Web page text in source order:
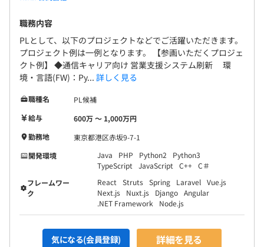
プロジェクトによって異なりますが、2〜3人のチームで
プロジェクトに従事していただくことが多いです。
職務内容
PLとして、以下のプロジェクトなどでご活躍いただきます。
プロジェクト例は一例となります。 【参画いただくプロジェ
クト例】 ◆通信キャリア向け 営業支援システム刷新 環
境・言語(FW)：Py... 詳しく見る
職種名
PL候補
給与
600万 〜 1,000万円
勤務地
東京都港区赤坂9-7-1
開発環境
Java PHP Python2
Python3
TypeScript
JavaScript C++ C＃
フレームワー
ク
React Struts Spring Laravel Vue.js
Next.js
Nuxt.js Django Angular
.NET Framework
Node.js
気になる(会員登録) 詳細を見る